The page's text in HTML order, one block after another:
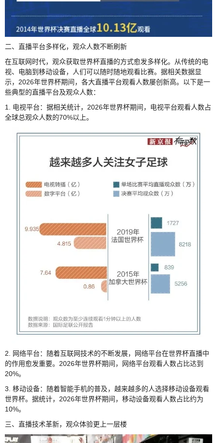
二、直播平台多样化，观众人数不断刷新
在互联网时代，观众获取世界杯直播的方式愈发多样化。从传统的电
视、电脑到移动设备，人们可以随时随地观看比赛。据相关数据显
示，2026年世界杯期间，各大直播平台观看人数屡创新高。以下是一
些典型的直播平台及观众人数：
1. 电视平台：据相关统计，2026年世界杯期间，电视平台观看人数占
全球总观众人数的70%以上。
2. 网络平台：随着互联网技术的不断发展，网络平台在世界杯直播中
的作用愈发重要。2026年世界杯期间，网络平台观看人数占比达到
20%。
3. 移动设备：随着智能手机的普及，越来越多的人选择移动设备观看
世界杯。据统计，2026年世界杯期间，移动设备观看人数占比约为
10%。
三、直播技术革新，观众体验更上一层楼